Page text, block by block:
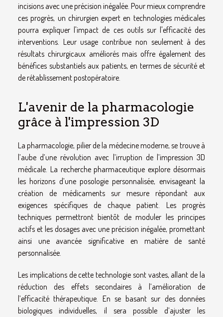
incisions avec une précision inégalée. Pour mieux comprendre
ces progrès, un chirurgien expert en technologies médicales
pourra expliquer l'impact de ces outils sur l'efficacité des
interventions. Leur usage contribue non seulement à des
résultats chirurgicaux améliorés mais offre également des
bénéfices substantiels aux patients, en termes de sécurité et
de rétablissement postopératoire.
L'avenir de la pharmacologie
grâce à l'impression 3D
La pharmacologie, pilier de la médecine moderne, se trouve à
l’aube d’une révolution avec l’irruption de l’impression 3D
médicale. La recherche pharmaceutique explore désormais
les horizons d’une posologie personnalisée, envisageant la
création de médicaments sur mesure répondant aux
exigences spécifiques de chaque patient. Les progrès
techniques permettront bientôt de moduler les principes
actifs et les dosages avec une précision inégalée, promettant
ainsi une avancée significative en matière de santé
personnalisée.
Les implications de cette technologie sont vastes, allant de la
réduction des effets secondaires à l’amélioration de
l’efficacité thérapeutique. En se basant sur des données
biologiques individuelles, il sera possible d’ajuster les